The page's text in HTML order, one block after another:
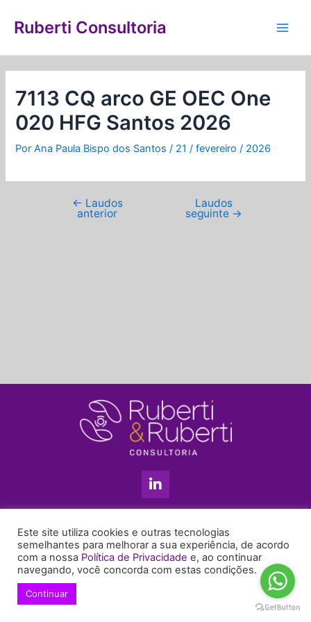
para
conteúdo
Ruberti Consultoria
7113 CQ arco GE OEC One
020 HFG Santos 2026
PorAna Paula Bispo dos Santos/ 21 / fevereiro / 2026
de
← Laudos
anterior
Laudos
seguinte →
L
i
n
e
d
i
n
+55 11 99655-6439
enyruberti@ruberticonsultoria.com.br
Este site utiliza cookies e outras tecnologias
semelhantes para melhorar a sua experiência, de acordo
com a nossa Política de Privacidade e, ao continuar
navegando, você concorda com estas condições.
Continuar